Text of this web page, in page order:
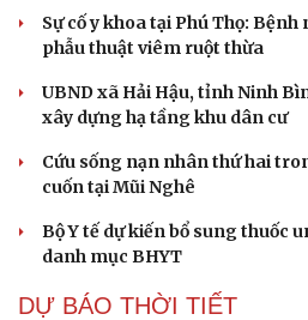
Sự cố y khoa tại Phú Thọ:
phẫu thuật viêm ruột thừa
UBND xã Hải Hậu, tỉnh Ninh
xây dựng hạ tầng khu dân cư
Cứu sống nạn nhân thứ hai
cuốn tại Mũi Nghê
Bộ Y tế dự kiến bổ sung thuốc
danh mục BHYT
DỰ BÁO THỜI TIẾT